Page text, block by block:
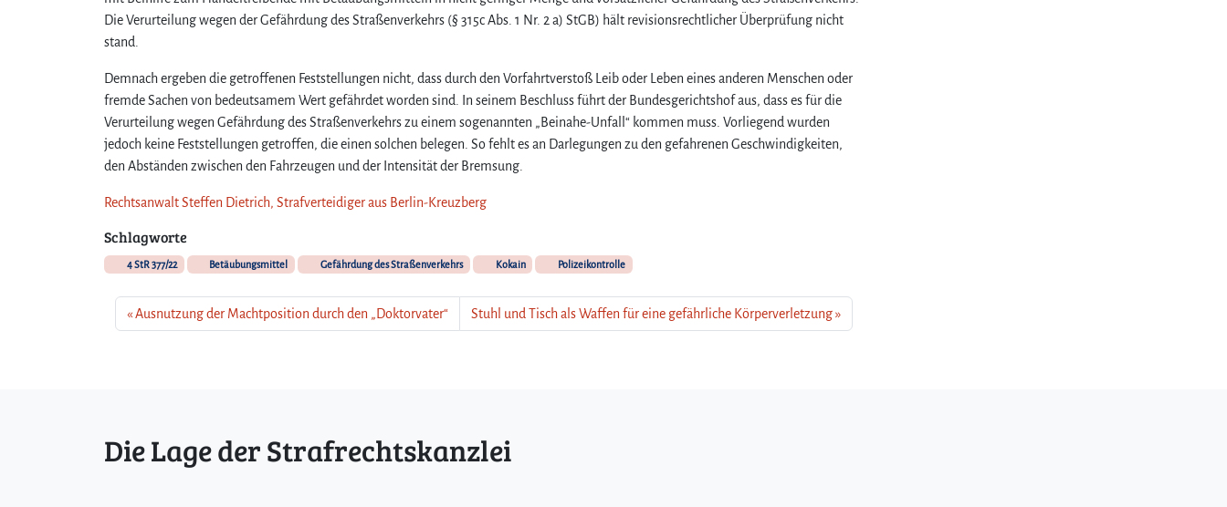
Die Verurteilung wegen der Gefährdung des Straßenverkehrs (§ 315c Abs. 1 Nr. 2 a) StGB) hält revisionsrechtlicher Überprüfung nicht
stand.
Demnach ergeben die getroffenen Feststellungen nicht, dass durch den Vorfahrtverstoß Leib oder Leben eines anderen Menschen oder
fremde Sachen von bedeutsamem Wert gefährdet worden sind. In seinem Beschluss führt der Bundesgerichtshof aus, dass es für die
Verurteilung wegen Gefährdung des Straßenverkehrs zu einem sogenannten „Beinahe-Unfall“ kommen muss. Vorliegend wurden
jedoch keine Feststellungen getroffen, die einen solchen belegen. So fehlt es an Darlegungen zu den gefahrenen Geschwindigkeiten,
den Abständen zwischen den Fahrzeugen und der Intensität der Bremsung.
Rechtsanwalt Steffen Dietrich, Strafverteidiger aus Berlin-Kreuzberg
Schlagworte
4 StR 377/22 Betäubungsmittel Gefährdung des Straßenverkehrs Kokain Polizeikontrolle
Ausnutzung der Machtposition durch den „Doktorvater“ Stuhl und Tisch als Waffen für eine gefährliche Körperverletzung
Die Lage der Strafrechtskanzlei